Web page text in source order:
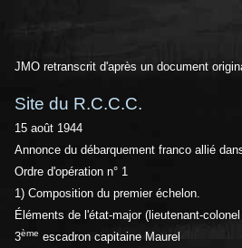
JMO retranscrit d'après un document
Site du R.C.C.C.
15 août 1944
Annonce du débarquement franco allié
Ordre d'opération n° 1
1) Composition du premier échelon.
Éléments de l'état-major (lieutenant-
3ème escadron capitaine Maurel